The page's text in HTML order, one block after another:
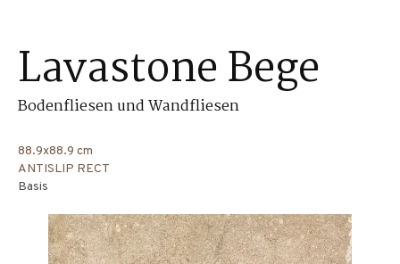
Lavastone Bege
Bodenfliesen und Wandfliesen
88.9x88.9 cm
ANTISLIP RECT
Basis